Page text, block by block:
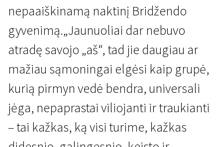
nepaaiškinamą naktinį Bridžendo
gyvenimą.„Jaunuoliai dar nebuvo
atradę savojo „aš“, tad jie daugiau ar
mažiau sąmoningai elgėsi kaip grupė,
kurią pirmyn vedė bendra, universali
jėga, nepaprastai viliojanti ir traukianti
– tai kažkas, ką visi turime, kažkas